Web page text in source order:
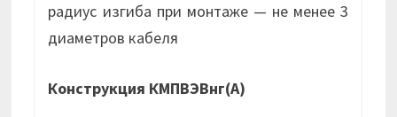
радиус изгиба при монтаже — не менее 3
диаметров кабеля
Конструкция КМПВЭВнг(А)